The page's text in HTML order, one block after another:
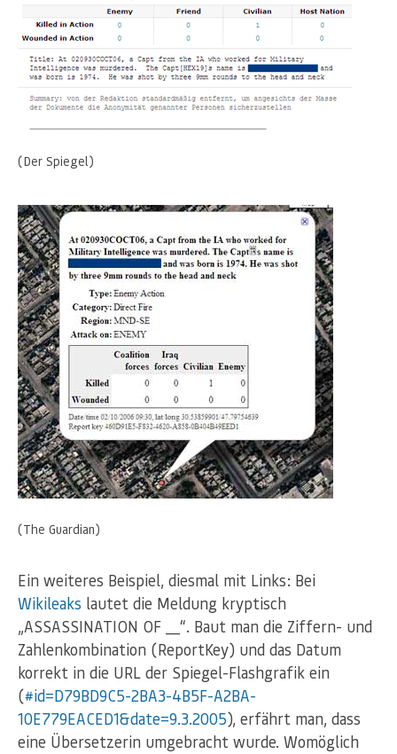
(Der Spiegel)
(The Guardian)
Ein weiteres Beispiel, diesmal mit Links: Bei
Wikileaks lautet die Meldung kryptisch
„ASSASSINATION OF __“. Baut man die Ziffern- und
Zahlenkombination (ReportKey) und das Datum
korrekt in die URL der Spiegel-Flashgrafik ein
(#id=D79BD9C5-2BA3-4B5F-A2BA-
10E779EACED1&date=9.3.2005), erfährt man, dass
eine Übersetzerin umgebracht wurde. Womöglich